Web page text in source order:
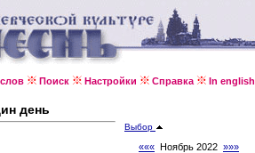
Поиск Настройки Справка In english
день
Выбор
««« Ноябрь 2022 »»»